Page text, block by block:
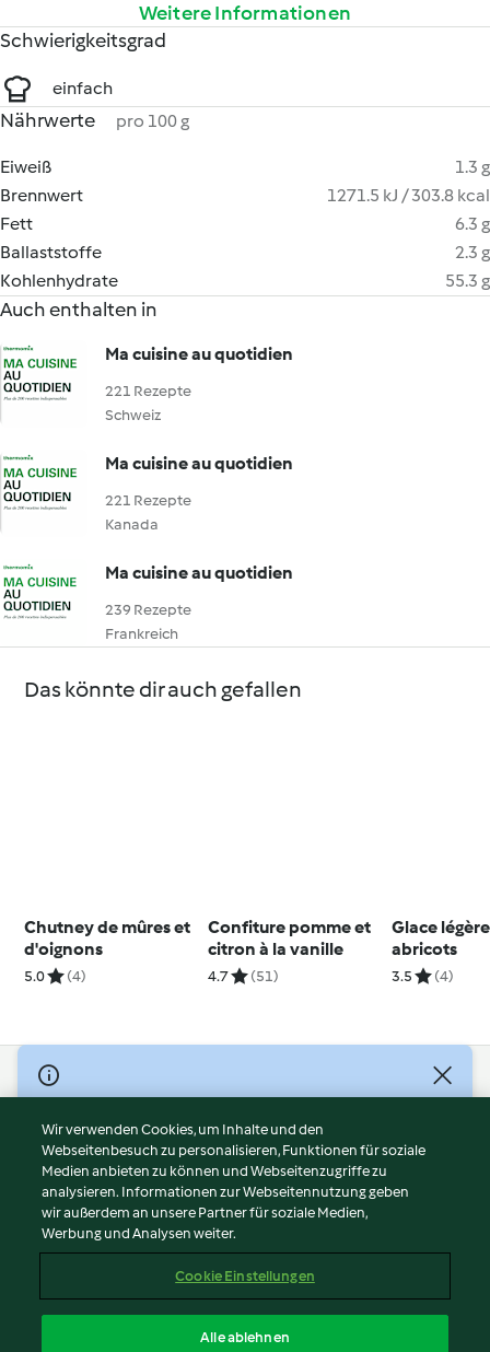
Weitere Informationen
Schwierigkeitsgrad
einfach
Nährwerte pro 100 g
Eiweiß
1.3 g
Brennwert
1271.5 kJ / 303.8 kcal
Fett
6.3 g
Ballaststoffe
2.3 g
Kohlenhydrate
55.3 g
Auch enthalten in
Ma cuisine au quotidien
221 Rezepte
Schweiz
Ma cuisine au quotidien
221 Rezepte
Kanada
Ma cuisine au quotidien
239 Rezepte
Frankreich
Das könnte dir auch gefallen
Chutney de mûres et
d'oignons
5.0 (4)
Confiture pomme et
citron à la vanille
4.7 (51)
Glace
abricots
3.5 (4)
© Copyright 2026
Nutzungsbedingungen
Datenschutzrichtlinien
Disclaimer
Impressum
Cookies
Abo kündigen
Wir verwenden Cookies, um Inhalte und den
Webseitenbesuch zu personalisieren, Funktionen für soziale
Medien anbieten zu können und Webseitenzugriffe zu
analysieren. Informationen zur Webseitennutzung geben
wir außerdem an unsere Partner für soziale Medien,
Werbung und Analysen weiter.
Cookie Einstellungen
Alle ablehnen